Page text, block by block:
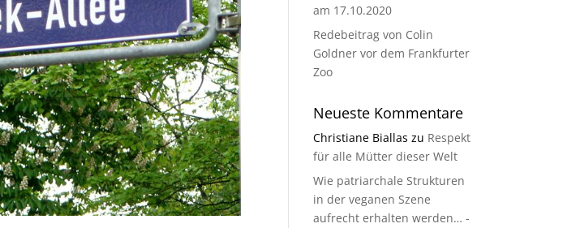
am 17.10.2020
Redebeitrag von Colin
Goldner vor dem Frankfurter
Zoo
Neueste Kommentare
Christiane Biallas zu Respekt
für alle Mütter dieser Welt
Wie patriarchale Strukturen
in der veganen Szene
aufrecht erhalten werden… -